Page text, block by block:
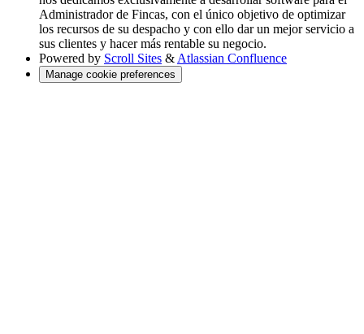
Administrador de Fincas, con el único objetivo de optimizar
los recursos de su despacho y con ello dar un mejor servicio a
sus clientes y hacer más rentable su negocio.
Powered by Scroll Sites & Atlassian Confluence
Manage cookie preferences